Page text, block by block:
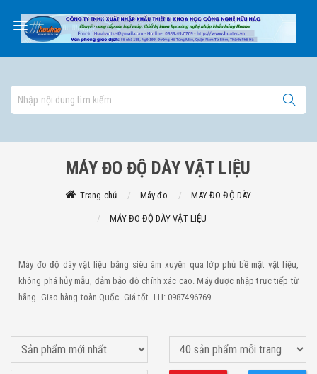
MÁY ĐO ĐỘ DÀY VẬT LIỆU
Trang chủ Máy đo MÁY ĐO ĐỘ DÀY
MÁY ĐO ĐỘ DÀY VẬT LIỆU
Máy đo độ dày vật liệu bằng siêu âm xuyên qua lớp phủ bề mặt vật liệu,
không phá hủy mẫu, đảm bảo độ chính xác cao. Máy được nhập trực tiếp từ
hãng. Giao hàng toàn Quốc. Giá tốt. LH: 0987496769